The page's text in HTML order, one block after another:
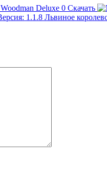
Woodman Deluxe 0 Скачать
Львиное